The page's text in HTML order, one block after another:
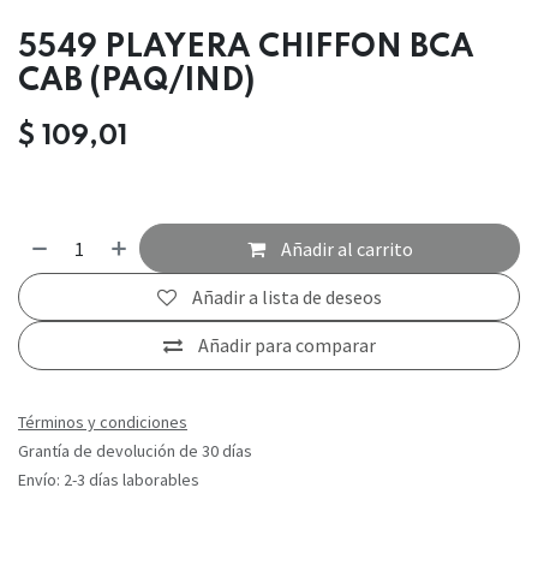
5549 PLAYERA CHIFFON BCA
CAB (PAQ/IND)
$ 109,01
Añadir al carrito
Añadir para comparar
Añadir a lista de deseos
Términos y condiciones
Grantía de devolución de 30 días
Envío: 2-3 días laborables